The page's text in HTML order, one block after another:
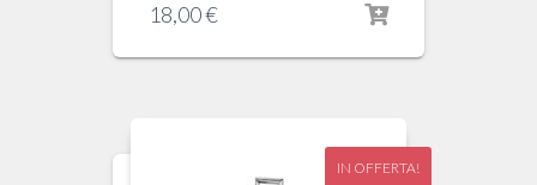
18,00€
IN OFFERTA!